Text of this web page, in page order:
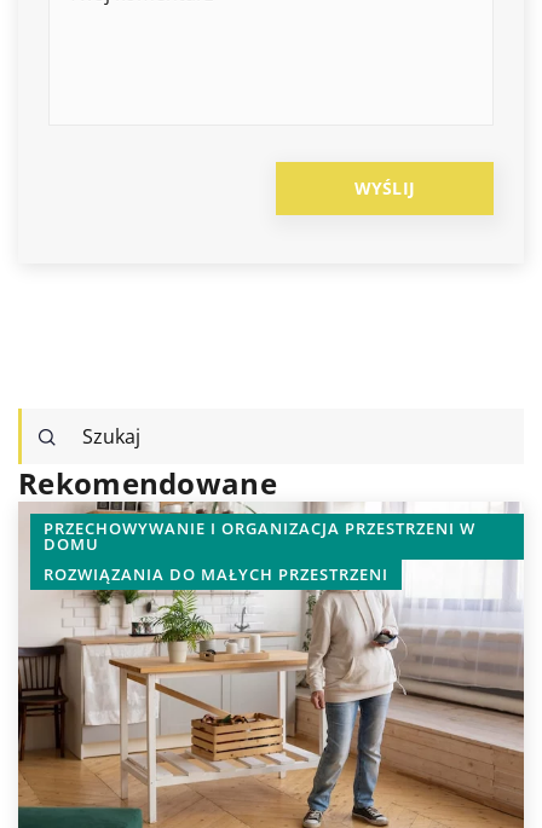
Rekomendowane
PRZECHOWYWANIE I ORGANIZACJA PRZESTRZENI W
DOMU
ROZWIĄZANIA DO MAŁYCH PRZESTRZENI